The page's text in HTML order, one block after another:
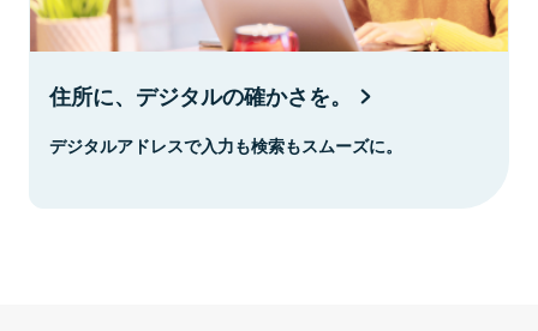
住所に、デジタルの確かさを。
デジタルアドレスで入力も検索もスムーズに。